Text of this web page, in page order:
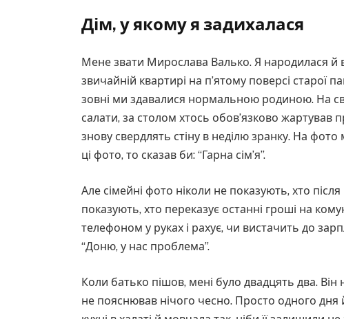
Дім, у якому я задихалася
Мене звати Мирослава Валько. Я народилася й
звичайній квартирі на п’ятому поверсі старої
зовні ми здавалися нормальною родиною. На
салати, за столом хтось обов’язково жартував
знову свердлять стіну в неділю зранку. На фото
ці фото, то сказав би: “Гарна сім’я”.
Але сімейні фото ніколи не показують, хто
показують, хто переказує останні гроші на
телефоном у руках і рахує, чи вистачить до
“Доню, у нас проблема”.
Коли батько пішов, мені було двадцять два.
не пояснював нічого чесно. Просто одного